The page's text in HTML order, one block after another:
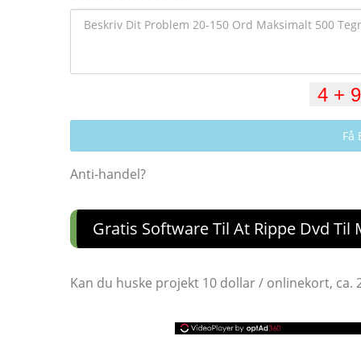
Få
Anti-handel?
Gratis Software Til At Rippe Dvd Til
Kan du huske projekt 10 dollar / onlinekort, ca.